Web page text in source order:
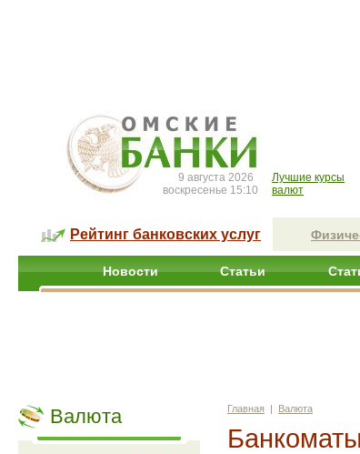
9 августа 2026
воскресенье 15:10
Лучшие курсы
валют
Рейтинг банковских услуг
Новости Статьи
Валюта Главная | Валюта